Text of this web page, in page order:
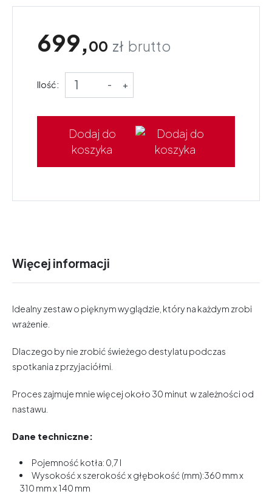
699,00 zł brutto
Ilość: - +
Dodaj do
koszyka
Więcej informacji
Idealny zestaw o pięknym wyglądzie, który na każdym zrobi
wrażenie.
Dlaczego by nie zrobić świeżego destylatu podczas
spotkania z przyjaciółmi.
Proces zajmuje mnie więcej około 30 minut w zależności od
nastawu.
Dane techniczne:
Pojemność kotła: 0,7 l
Wysokość x szerokość x głębokość (mm):360 mm x
310 mm x 140 mm